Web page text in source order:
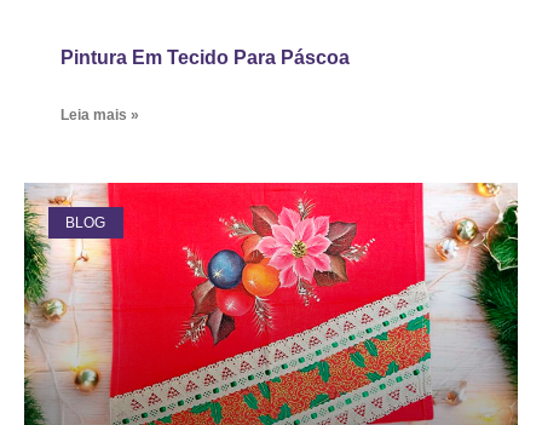
Pintura Em Tecido Para Páscoa
Leia mais »
BLOG